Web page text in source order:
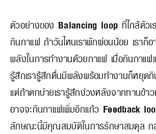
ตัวอย่างของ Balancing loop ที่ใกล้ตัว
กินกาแฟ ถ้าวันไหนเราพักผ่อนน้อย เราก็อ
พลังในการทำงานด้วยกาแฟ เมื่อกินกาแฟ
รู้สึกเรารู้สึกตื่นมีพลังพร้อมทำงานก็หยุด
แต่ถ้าตกบ่ายเรารู้สึกง่วงหลังจากทานข้าว
อาจจะกินกาแฟเพิ่มอีกแก้ว Feedback
ลักษณะนี้มีคุณสมบัติในการรักษาสมดุล ก